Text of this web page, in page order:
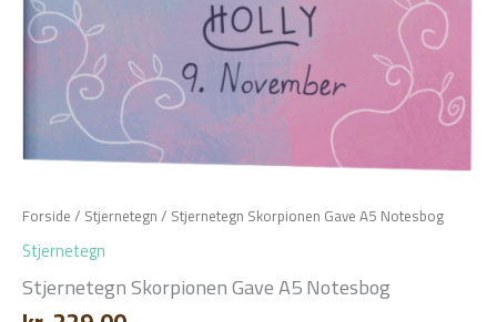
Forside / Stjernetegn / Stjernetegn Skorpionen Gave A5 Notesbog
Stjernetegn
Stjernetegn Skorpionen Gave A5 Notesbog